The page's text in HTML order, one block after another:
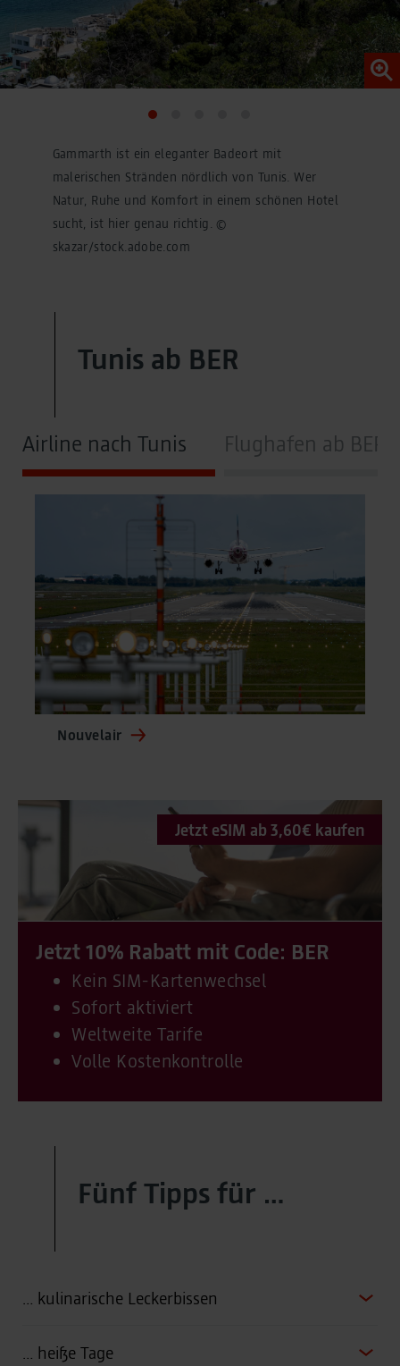
Gammarth ist ein eleganter Badeort mit
malerischen Stränden nördlich von Tunis. Wer
Natur, Ruhe und Komfort in einem schönen Hotel
sucht, ist hier genau richtig. ©
skazar/stock.adobe.com
Tunis ab BER
Airline nach Tunis Flughafen ab BER
Nouvelair
Jetzt 10% Rabatt mit Code: BER
Kein SIM-Kartenwechsel
Sofort aktiviert
Weltweite Tarife
Volle Kostenkontrolle
Jetzt eSIM ab 3,60€ kaufen
Fünf Tipps für …
… kulinarische Leckerbissen
… heiße Tage